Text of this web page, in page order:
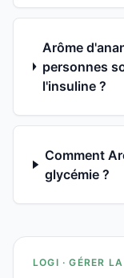
Arôme
personnes
l'insuline ?
Comment
glycémie ?
LOGI · GÉRER